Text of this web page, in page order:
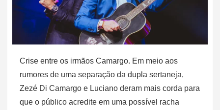
Crise entre os irmãos Camargo. Em meio aos
rumores de uma separação da dupla sertaneja,
Zezé Di Camargo e Luciano deram mais corda para
que o público acredite em uma possível racha